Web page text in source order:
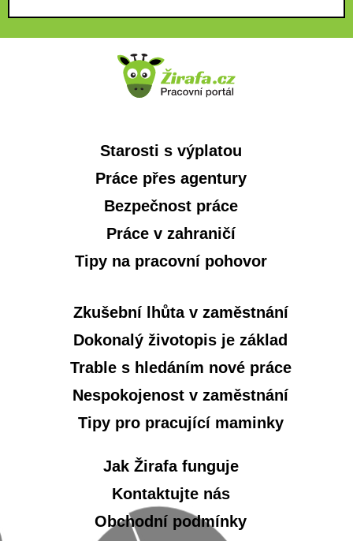
Starosti s výplatou
Práce přes agentury
Bezpečnost práce
Práce v zahraničí
Tipy na pracovní pohovor
Zkušební lhůta v zaměstnání
Dokonalý životopis je základ
Trable s hledáním nové práce
Nespokojenost v zaměstnání
Tipy pro pracující maminky
Jak Žirafa funguje
Kontaktujte nás
Obchodní podmínky